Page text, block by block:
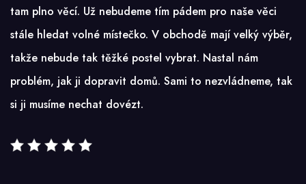
tam plno věcí. Už nebudeme tím pádem pro naše věci
stále hledat volné místečko. V obchodě mají velký výběr,
takže nebude tak těžké postel vybrat. Nastal nám
problém, jak ji dopravit domů. Sami to nezvládneme, tak
si ji musíme nechat dovézt.